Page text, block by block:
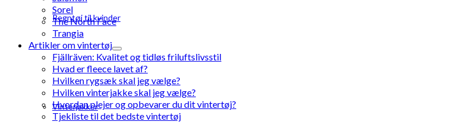
Regntøj til kvinder
Vinterjakker
Sorel
The North Face
Trangia
Artikler om vintertøj
Fjällräven: Kvalitet og tidløs friluftslivsstil
Hvad er fleece lavet af?
Hvilken rygsæk skal jeg vælge?
Hvilken vinterjakke skal jeg vælge?
Hvordan plejer og opbevarer du dit vintertøj?
Tjekliste til det bedste vintertøj